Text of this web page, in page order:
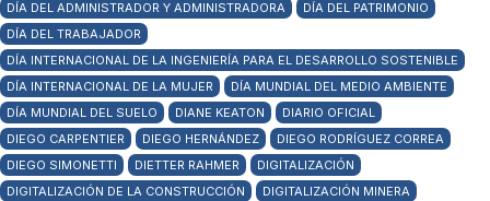
DÍA DEL ADMINISTRADOR Y ADMINISTRADORA
DÍA DEL PATRIMONIO
DÍA DEL TRABAJADOR
DÍA INTERNACIONAL DE LA INGENIERÍA PARA EL DESARROLLO SOSTENIBLE
DÍA INTERNACIONAL DE LA MUJER
DÍA MUNDIAL DEL MEDIO AMBIENTE
DÍA MUNDIAL DEL SUELO
DIANE KEATON
DIARIO OFICIAL
DIEGO CARPENTIER
DIEGO HERNÁNDEZ
DIEGO RODRÍGUEZ CORREA
DIEGO SIMONETTI
DIETTER RAHMER
DIGITALIZACIÓN
DIGITALIZACIÓN DE LA CONSTRUCCIÓN
DIGITALIZACIÓN MINERA